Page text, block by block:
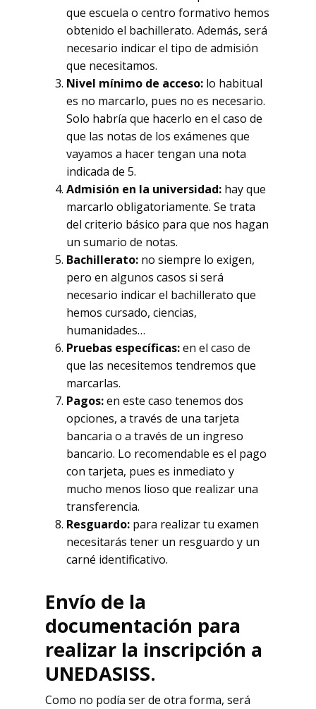
No hay productos
en el carrito.
que escuela o centro formativo hemos
obtenido el bachillerato. Además, será
necesario indicar el tipo de admisión
que necesitamos.
Nivel mínimo de acceso: lo habitual
es no marcarlo, pues no es necesario.
Solo habría que hacerlo en el caso de
que las notas de los exámenes que
vayamos a hacer tengan una nota
indicada de 5.
Admisión en la universidad: hay que
marcarlo obligatoriamente. Se trata
del criterio básico para que nos hagan
un sumario de notas.
Bachillerato: no siempre lo exigen,
pero en algunos casos si será
necesario indicar el bachillerato que
hemos cursado, ciencias,
humanidades…
Pruebas específicas:en el caso de
que las necesitemos tendremos que
marcarlas.
Pagos:en este caso tenemos dos
opciones, a través de una tarjeta
bancaria o a través de un ingreso
bancario. Lo recomendable es el pago
con tarjeta, pues es inmediato y
mucho menos lioso que realizar una
transferencia.
Resguardo: para realizar tu examen
necesitarás tener un resguardo y un
carné identificativo.
Envío de la
documentación para
realizar la inscripción a
UNEDASISS.
Como no podía ser de otra forma, será